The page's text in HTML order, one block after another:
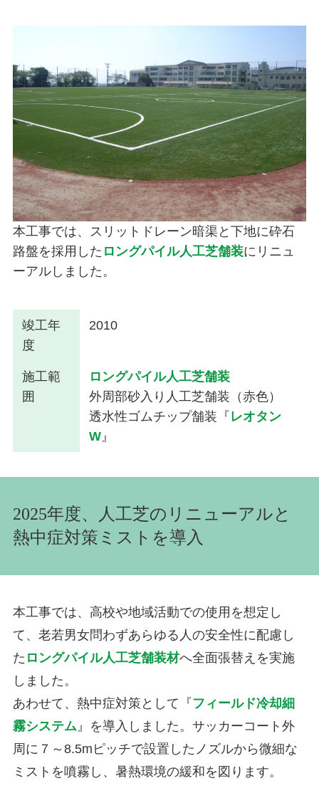
本工事では、スリットドレーン暗渠と下地に砕石
路盤を採用した ロングパイル人工芝舗装にリニュ
ーアルしました。
竣工年
度
2010
施工範
囲
ロングパイル人工芝舗装
外周部砂入り人工芝舗装（赤色）
透水性ゴムチップ舗装『 レオタン
W 』
2025年度、人工芝のリニューアルと
熱中症対策ミストを導入
本工事では、高校や地域活動での使用を想定し
て、老若男女問わずあらゆる人の安全性に配慮し
た ロングパイル人工芝舗装材へ全面張替えを実施
しました。
あわせて、熱中症対策として『 フィールド冷却細
霧システム 』を導入しました。サッカーコート外
周に７～8.5mピッチで設置したノズルから微細な
ミストを噴霧し、暑熱環境の緩和を図ります。